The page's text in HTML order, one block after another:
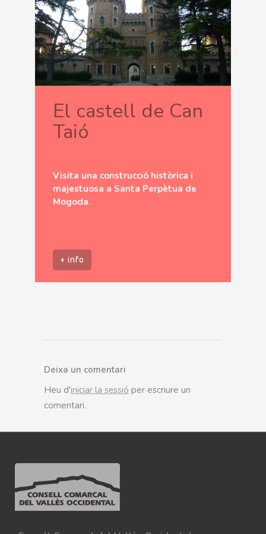
El castell de Can
Taió
Visita una construcció històrica i
majestuosa a Santa Perpètua de
Mogoda.
+ info
Deixa un comentari
Heu d'iniciar la sessió per escriure un
comentari.